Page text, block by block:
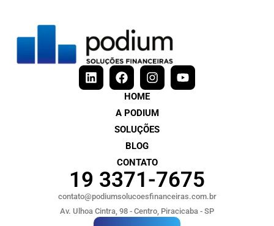
HOME
A PODIUM
SOLUÇÕES
BLOG
CONTATO
19 3371-7675
contato@podiumsolucoesfinanceiras.com.br
Av. Ulhoa Cintra, 98 - Centro, Piracicaba - SP